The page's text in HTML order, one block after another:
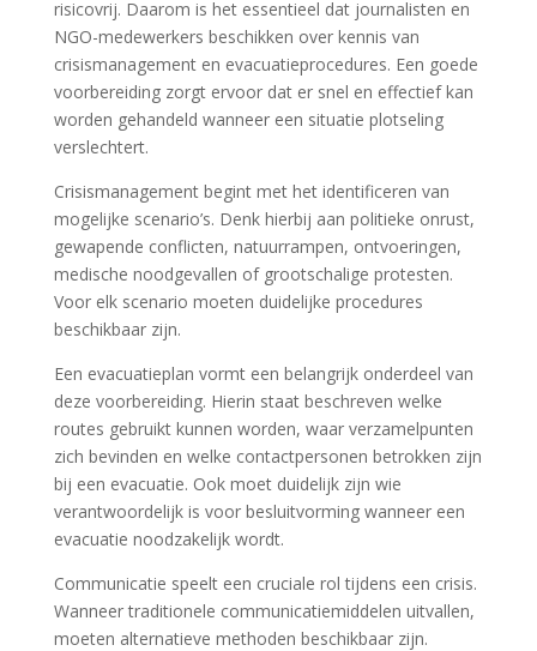
risicovrij. Daarom is het essentieel dat journalisten en
NGO-medewerkers beschikken over kennis van
crisismanagement en evacuatieprocedures. Een goede
voorbereiding zorgt ervoor dat er snel en effectief kan
worden gehandeld wanneer een situatie plotseling
verslechtert.
Crisismanagement begint met het identificeren van
mogelijke scenario’s. Denk hierbij aan politieke onrust,
gewapende conflicten, natuurrampen, ontvoeringen,
medische noodgevallen of grootschalige protesten.
Voor elk scenario moeten duidelijke procedures
beschikbaar zijn.
Een evacuatieplan vormt een belangrijk onderdeel van
deze voorbereiding. Hierin staat beschreven welke
routes gebruikt kunnen worden, waar verzamelpunten
zich bevinden en welke contactpersonen betrokken zijn
bij een evacuatie. Ook moet duidelijk zijn wie
verantwoordelijk is voor besluitvorming wanneer een
evacuatie noodzakelijk wordt.
Communicatie speelt een cruciale rol tijdens een crisis.
Wanneer traditionele communicatiemiddelen uitvallen,
moeten alternatieve methoden beschikbaar zijn.